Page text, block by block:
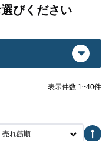
びください
表示件数 1~40件
売れ筋順